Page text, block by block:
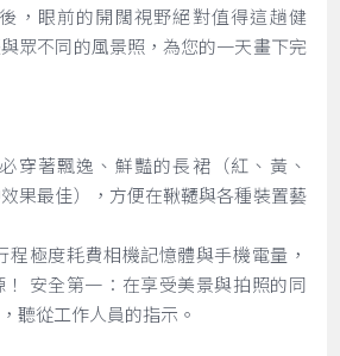
，眼前的開闊視野絕對值得這趟健
眾不同的風景照，為您的一天畫下完
穿著飄逸、鮮豔的長裙（紅、黃、
果最佳），方便在鞦韆與各種裝置藝
程極度耗費相機記憶體與手機電量，
安全第一：在享受美景與拍照的同
聽從工作人員的指示。